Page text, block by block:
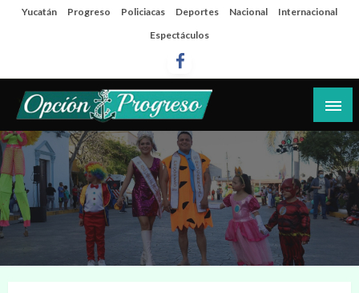
SaltaYucatán Progreso Policiacas Deportes Nacional
Internacional
Espectáculos
Opción Progreso
Las noticias del día a día del puerto